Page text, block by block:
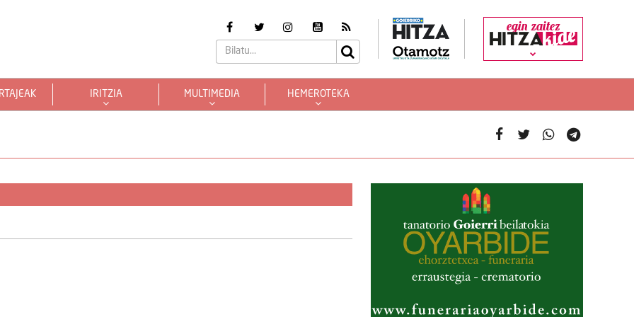
egin zaitez
IRITZIA MULTIMEDIA HEMEROTEKA